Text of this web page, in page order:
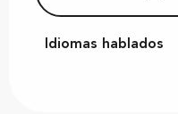
Idiomas hablados
Idiomas hablados